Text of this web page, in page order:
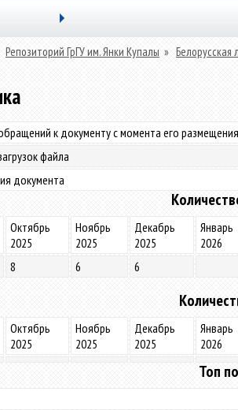
Репозиторий ГрГУ им. Янки Купалы » Белорусская
к документу с момента его
файла
документа
Октябрь
2025
Ноябрь
2025
Декабрь
2025
Январь
2026
8 6 6
Октябрь
2025
Ноябрь
2025
Декабрь
2025
Январь
2026
Топ